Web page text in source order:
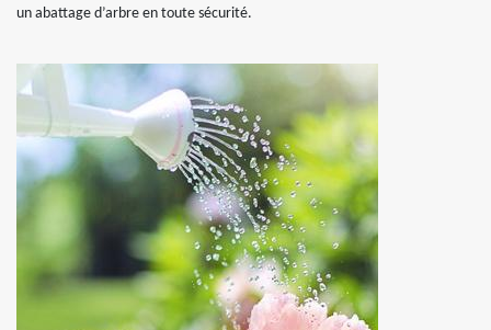
un abattage d’arbre en toute sécurité.